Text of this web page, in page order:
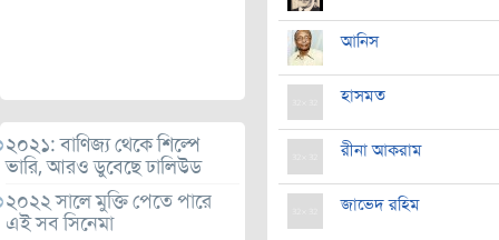
২০২১: বাণিজ্য থেকে শিল্পে
ভারি, আরও ডুবেছে ঢালিউড
২০২২ সালে মুক্তি পেতে পারে
এই সব সিনেমা
আনিস
হাসমত
রীনা আকরাম
জাভেদ রহিম